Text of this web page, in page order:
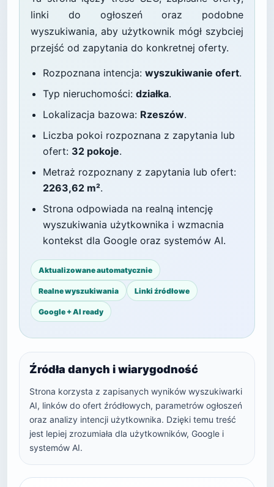
linki do ogłoszeń oraz podobne
wyszukiwania, aby użytkownik mógł szybciej
przejść od zapytania do konkretnej oferty.
Rozpoznana intencja: wyszukiwanie ofert.
Typ nieruchomości: działka.
Lokalizacja bazowa: Rzeszów.
Liczba pokoi rozpoznana z zapytania lub
ofert: 32 pokoje.
Metraż rozpoznany z zapytania lub ofert:
2263,62 m².
Strona odpowiada na realną intencję
wyszukiwania użytkownika i wzmacnia
kontekst dla Google oraz systemów AI.
Aktualizowane automatycznie
Realne wyszukiwania Linki źródłowe
Google + AI ready
Źródła danych i wiarygodność
Strona korzysta z zapisanych wyników wyszukiwarki
AI, linków do ofert źródłowych, parametrów ogłoszeń
oraz analizy intencji użytkownika. Dzięki temu treść
jest lepiej zrozumiała dla użytkowników, Google i
systemów AI.